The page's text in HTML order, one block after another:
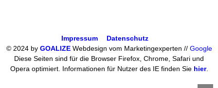
Impressum
Datenschutz
© 2024 by GOALIZEWebdesign vom Marketingexperten // Google
Diese Seiten sind für die Browser Firefox, Chrome, Safari und
Opera optimiert. Informationen für Nutzer des IE finden Sie hier.